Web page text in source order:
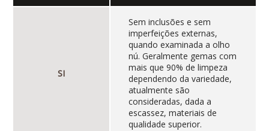
SI
Sem inclusões e sem
imperfeições externas,
quando examinada a olho
nú. Geralmente gemas com
mais que 90% de limpeza
dependendo da variedade,
atualmente são
consideradas, dada a
escassez, materiais de
qualidade superior.